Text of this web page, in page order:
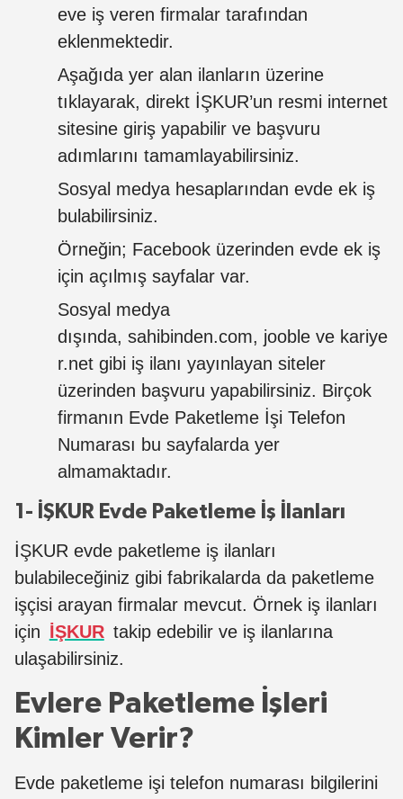
eve iş veren firmalar tarafından
eklenmektedir.
Aşağıda yer alan ilanların üzerine
tıklayarak, direkt İŞKUR’un resmi internet
sitesine giriş yapabilir ve başvuru
adımlarını tamamlayabilirsiniz.
Sosyal medya hesaplarından evde ek iş
bulabilirsiniz.
Örneğin; Facebook üzerinden evde ek iş
için açılmış sayfalar var.
Sosyal medya
dışında, sahibinden.com, jooble ve kariye
r.net gibi iş ilanı yayınlayan siteler
üzerinden başvuru yapabilirsiniz. Birçok
firmanın Evde Paketleme İşi Telefon
Numarası bu sayfalarda yer
almamaktadır.
1- İŞKUR Evde Paketleme İş İlanları
İŞKUR evde paketleme iş ilanları
bulabileceğiniz gibi fabrikalarda da paketleme
işçisi arayan firmalar mevcut. Örnek iş ilanları
için İŞKUR takip edebilir ve iş ilanlarına
ulaşabilirsiniz.
Evlere Paketleme İşleri
Kimler Verir?
Evde paketleme işi telefon numarası bilgilerini